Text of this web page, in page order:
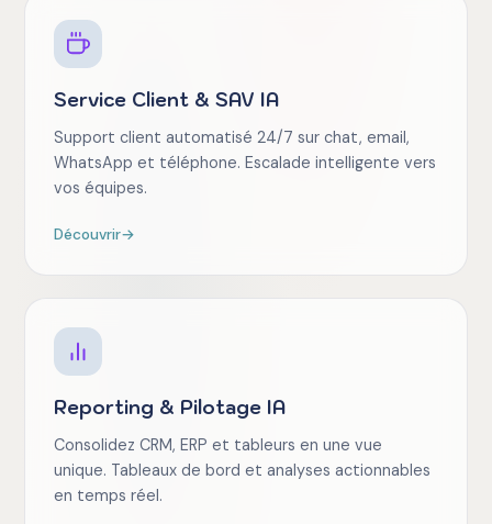
Service Client & SAV IA
Support client automatisé 24/7 sur chat, email,
WhatsApp et téléphone. Escalade intelligente vers
vos équipes.
Découvrir→
Reporting & Pilotage IA
Consolidez CRM, ERP et tableurs en une vue
unique. Tableaux de bord et analyses actionnables
en temps réel.